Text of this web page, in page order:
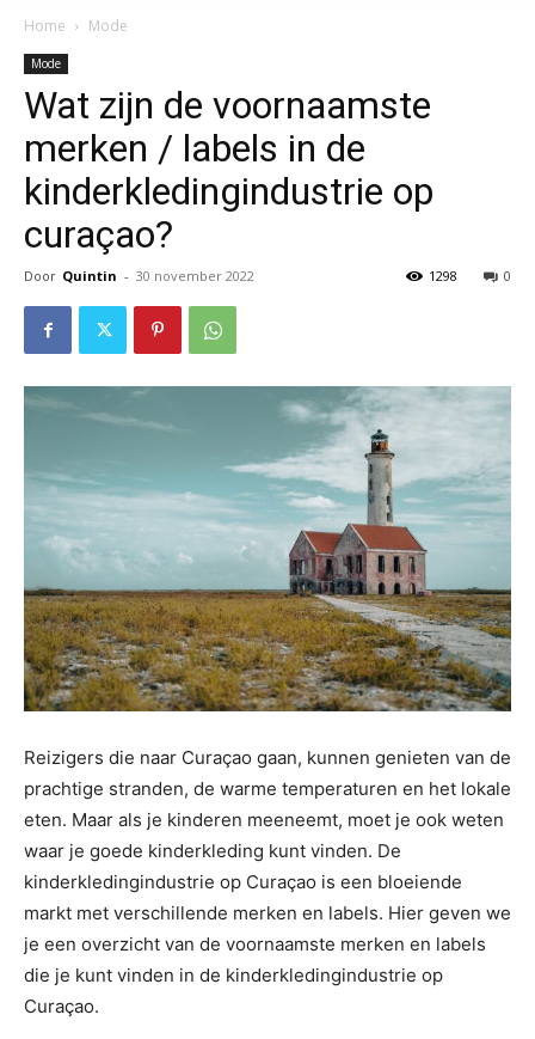
Home Mode
Mode
Wat zijn de voornaamste
merken / labels in de
kinderkledingindustrie op
curaçao?
Door Quintin - 30 november 2022 0
1298
Reizigers die naar Curaçao gaan, kunnen genieten van de
prachtige stranden, de warme temperaturen en het lokale
eten. Maar als je kinderen meeneemt, moet je ook weten
waar je goede kinderkleding kunt vinden. De
kinderkledingindustrie op Curaçao is een bloeiende
markt met verschillende merken en labels. Hier geven we
je een overzicht van de voornaamste merken en labels
die je kunt vinden in de kinderkledingindustrie op
Curaçao.